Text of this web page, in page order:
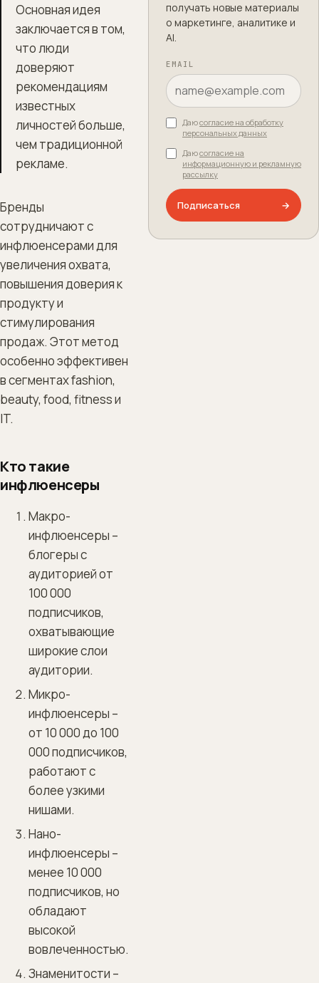
Основная идея
заключается в том,
что люди
доверяют
рекомендациям
известных
личностей больше,
чем традиционной
рекламе.
Бренды
сотрудничают с
инфлюенсерами для
увеличения охвата,
повышения доверия к
продукту и
стимулирования
продаж. Этот метод
особенно эффективен
в сегментах fashion,
beauty, food, fitness и
IT.
Кто такие
инфлюенсеры
Макро-
инфлюенсеры –
блогеры с
аудиторией от
100 000
подписчиков,
охватывающие
широкие слои
аудитории.
Микро-
инфлюенсеры –
от 10 000 до 100
000 подписчиков,
работают с
более узкими
нишами.
Нано-
инфлюенсеры –
менее 10 000
подписчиков, но
обладают
высокой
вовлеченностью.
Знаменитости –
получать новые материалы
о маркетинге, аналитике и
AI.
EMAIL
Даюсогласие на обработку
персональных данных
Даюсогласие на
информационную и рекламную
рассылку
Подписаться →